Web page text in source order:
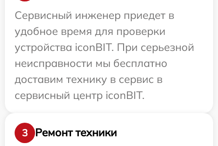
Сервисный инженер приедет в
удобное время для проверки
устройства iconBIT. При серьезной
неисправности мы бесплатно
доставим технику в сервис в
сервисный центр iconBIT.
3
Ремонт техники